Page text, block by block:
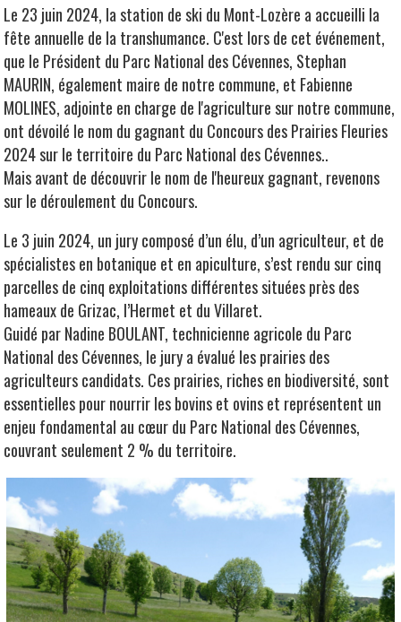
Le 23 juin 2024, la station de ski du Mont-Lozère a accueilli la
fête annuelle de la transhumance. C'est lors de cet événement,
que le Président du Parc National des Cévennes, Stephan
MAURIN, également maire de notre commune, et Fabienne
MOLINES, adjointe en charge de l'agriculture sur notre commune,
ont dévoilé le nom du gagnant du Concours des Prairies Fleuries
2024sur le territoire du Parc National des Cévennes..
Mais avant de découvrir le nom de l'heureux gagnant, revenons
sur le déroulement du Concours.
Le 3 juin 2024, un jury composé d’un élu, d’un agriculteur, et de
spécialistes en botanique et en apiculture, s’est rendu sur cinq
parcelles de cinq exploitations différentessituées près des
hameaux de Grizac, l’Hermet et du Villaret.
Guidé par Nadine BOULANT, technicienne agricole du Parc
National des Cévennes, le jury a évalué les prairies des
agriculteurs candidats. Ces prairies, riches en biodiversité, sont
essentielles pour nourrir les bovins et ovins et représentent un
enjeu fondamental au cœur du Parc National des Cévennes,
couvrant seulement 2 % du territoire.